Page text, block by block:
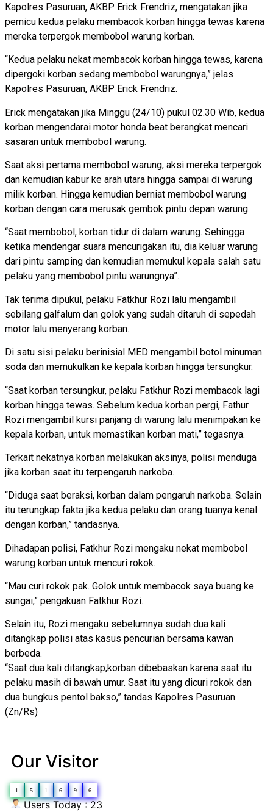
Kapolres Pasuruan, AKBP Erick Frendriz, mengatakan jika
pemicu kedua pelaku membacok korban hingga tewas karena
mereka terpergok membobol warung korban.
“Kedua pelaku nekat membacok korban hingga tewas, karena
dipergoki korban sedang membobol warungnya,” jelas
Kapolres Pasuruan, AKBP Erick Frendriz.
Erick mengatakan jika Minggu (24/10) pukul 02.30 Wib, kedua
korban mengendarai motor honda beat berangkat mencari
sasaran untuk membobol warung.
Saat aksi pertama membobol warung, aksi mereka terpergok
dan kemudian kabur ke arah utara hingga sampai di warung
milik korban. Hingga kemudian berniat membobol warung
korban dengan cara merusak gembok pintu depan warung.
“Saat membobol, korban tidur di dalam warung. Sehingga
ketika mendengar suara mencurigakan itu, dia keluar warung
dari pintu samping dan kemudian memukul kepala salah satu
pelaku yang membobol pintu warungnya”.
Tak terima dipukul, pelaku Fatkhur Rozi lalu mengambil
sebilang galfalum dan golok yang sudah ditaruh di sepedah
motor lalu menyerang korban.
Di satu sisi pelaku berinisial MED mengambil botol minuman
soda dan memukulkan ke kepala korban hingga tersungkur.
“Saat korban tersungkur, pelaku Fatkhur Rozi membacok lagi
korban hingga tewas. Sebelum kedua korban pergi, Fathur
Rozi mengambil kursi panjang di warung lalu menimpakan ke
kepala korban, untuk memastikan korban mati,” tegasnya.
Terkait nekatnya korban melakukan aksinya, polisi menduga
jika korban saat itu terpengaruh narkoba.
“Diduga saat beraksi, korban dalam pengaruh narkoba. Selain
itu terungkap fakta jika kedua pelaku dan orang tuanya kenal
dengan korban,” tandasnya.
Dihadapan polisi, Fatkhur Rozi mengaku nekat membobol
warung korban untuk mencuri rokok.
“Mau curi rokok pak. Golok untuk membacok saya buang ke
sungai,” pengakuan Fatkhur Rozi.
Selain itu, Rozi mengaku sebelumnya sudah dua kali
ditangkap polisi atas kasus pencurian bersama kawan
berbeda.
“Saat dua kali ditangkap,korban dibebaskan karena saat itu
pelaku masih di bawah umur. Saat itu yang dicuri rokok dan
dua bungkus pentol bakso,” tandas Kapolres Pasuruan.
(Zn/Rs)
Our Visitor
1 5 1 6 9 6
Users Today : 23